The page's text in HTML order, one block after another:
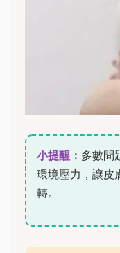
小提醒： 多數問
環境壓力，讓皮
轉。